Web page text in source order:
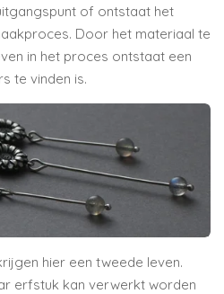
of ontstaat het
Door het materiaal te
in het proces ontstaat een
te vinden is.
hier een tweede leven.
erfstuk kan verwerkt worden